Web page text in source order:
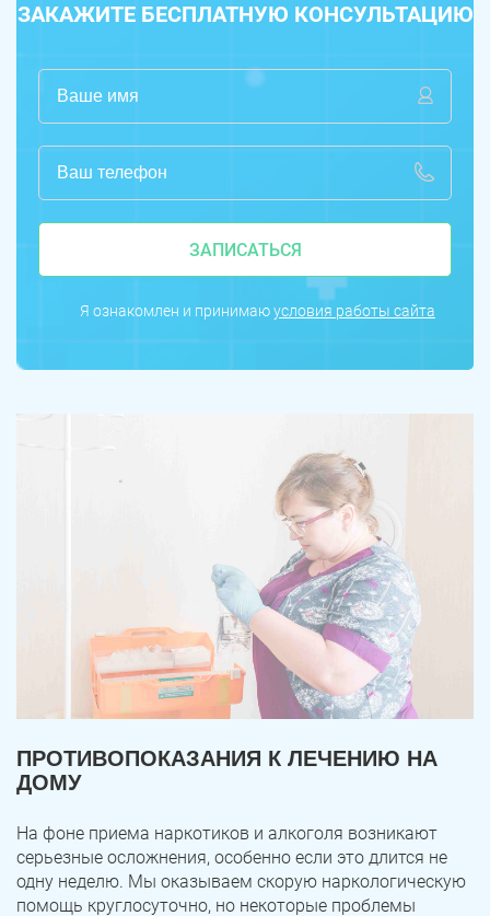
ЗАКАЖИТЕ БЕСПЛАТНУЮ КОНСУЛЬТАЦИЮ
ЗАПИСАТЬСЯ
Я ознакомлен и принимаюусловия работы сайта
ПРОТИВОПОКАЗАНИЯ К ЛЕЧЕНИЮ НА
ДОМУ
На фоне приема наркотиков и алкоголя возникают
серьезные осложнения, особенно если это длится не
одну неделю. Мы оказываем скорую наркологическую
помощь круглосуточно, но некоторые проблемы